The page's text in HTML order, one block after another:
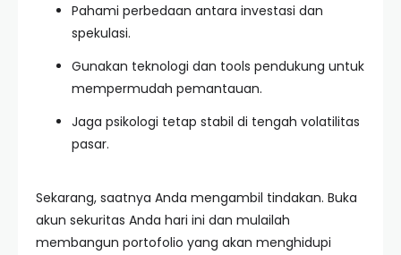
Pahami perbedaan antara investasi dan
spekulasi.
Gunakan teknologi dan tools pendukung untuk
mempermudah pemantauan.
Jaga psikologi tetap stabil di tengah volatilitas
pasar.
Sekarang, saatnya Anda mengambil tindakan. Buka
akun sekuritas Anda hari ini dan mulailah
membangun portofolio yang akan menghidupi